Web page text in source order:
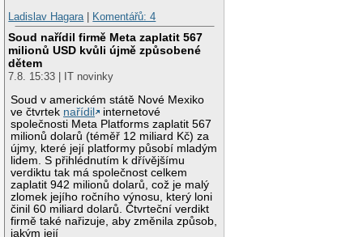
Ladislav Hagara
Komentářů: 4
Soud nařídil firmě Meta zaplatit 567
milionů USD kvůli újmě způsobené
dětem
7.8. 15:33 | IT novinky
Soud v americkém státě Nové Mexiko
ve čtvrtek nařídil
internetové
společnosti Meta Platforms zaplatit 567
milionů dolarů (téměř 12 miliard Kč) za
újmy, které její platformy působí mladým
lidem. S přihlédnutím k dřívějšímu
verdiktu tak má společnost celkem
zaplatit 942 milionů dolarů, což je malý
zlomek jejího ročního výnosu, který loni
činil 60 miliard dolarů. Čtvrteční verdikt
firmě také nařizuje, aby změnila způsob,
jakým její